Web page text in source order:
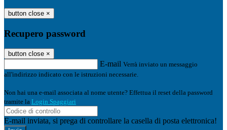
button close ×
Recupero password
button close ×
E-mail Verrà inviato un messaggio
all'indirizzo indicato con le istruzioni necessarie.
Non hai una e-mail associata al nome utente? Effettua il reset della password
tramite la Login Spaggiari
E-mail inviata, si prega di controllare la casella di posta elettronica!